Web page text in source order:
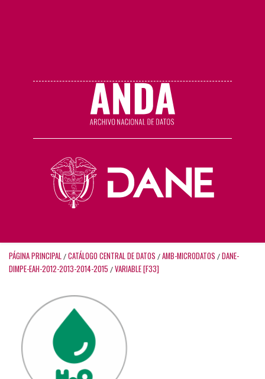
PÁGINA PRINCIPAL / CATÁLOGO CENTRAL DE DATOS / AMB-MICRODATOS / DANE-
DIMPE-EAH-2012-2013-2014-2015 / VARIABLE [F33]